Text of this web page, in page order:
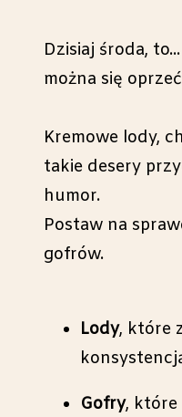
Dzisiaj środa,
można się
Kremowe lody,
takie desery
humor.
Postaw na
gofrów.
Lody, które
Gofry, które